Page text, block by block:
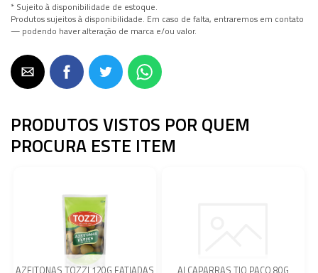
* Sujeito à disponibilidade de estoque.
Produtos sujeitos à disponibilidade. Em caso de falta, entraremos em contato
— podendo haver alteração de marca e/ou valor.
PRODUTOS VISTOS POR QUEM
PROCURA ESTE ITEM